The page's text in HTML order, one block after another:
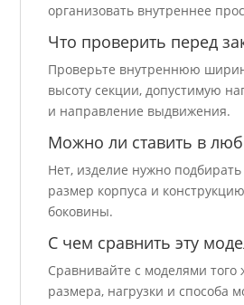
организовать внутреннее
Что проверить перед
Проверьте внутреннюю
высоту секции, допустимую
и направление выдвижения.
Можно ли ставить в
Нет, изделие нужно
размер корпуса и
боковины.
С чем сравнить эту
Сравнивайте с моделями того
размера, нагрузки и способа